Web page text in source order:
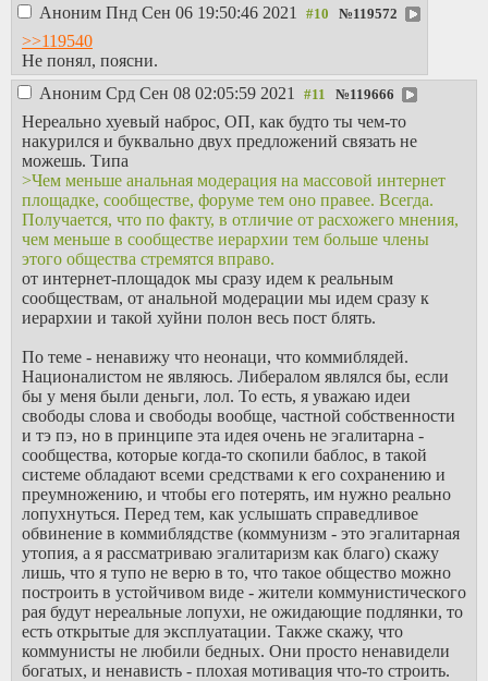
Аноним Пнд Сен 06 19:50:46 2021 №119572
>>119540
Не понял, поясни.
Аноним Срд Сен 08 02:05:59 2021 №119666
Нереально хуевый наброс, ОП, как будто ты чем-то
накурился и буквально двух предложений связать не
можешь. Типа
>Чем меньше анальная модерация на массовой интернет
площадке, сообществе, форуме тем оно правее. Всегда.
Получается, что по факту, в отличие от расхожего мнения,
чем меньше в сообществе иерархии тем больше члены
этого общества стремятся вправо.
от интернет-площадок мы сразу идем к реальным
сообществам, от анальной модерации мы идем сразу к
иерархии и такой хуйни полон весь пост блять.
По теме - ненавижу что неонаци, что коммиблядей.
Националистом не являюсь. Либералом являлся бы, если
бы у меня были деньги, лол. То есть, я уважаю идеи
свободы слова и свободы вообще, частной собственности
и тэ пэ, но в принципе эта идея очень не эгалитарна -
сообщества, которые когда-то скопили баблос, в такой
системе обладают всеми средствами к его сохранению и
преумножению, и чтобы его потерять, им нужно реально
лопухнуться. Перед тем, как услышать справедливое
обвинение в коммиблядстве (коммунизм - это эгалитарная
утопия, а я рассматриваю эгалитаризм как благо) скажу
лишь, что я тупо не верю в то, что такое общество можно
построить в устойчивом виде - жители коммунистического
рая будут нереальные лопухи, не ожидающие подлянки, то
есть открытые для эксплуатации. Также скажу, что
коммунисты не любили бедных. Они просто ненавидели
богатых, и ненависть - плохая мотивация что-то строить.